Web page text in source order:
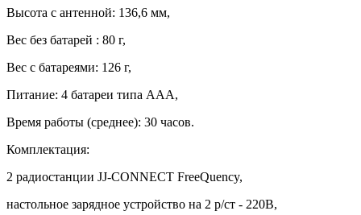
Высота с антенной: 136,6 мм,
Вес без батарей : 80 г,
Вес с батареями: 126 г,
Питание: 4 батареи типа ААА,
Время работы (среднее): 30 часов.
Комплектация:
2 радиостанции JJ-CONNECT FreeQuency,
настольное зарядное устройство на 2 р/ст - 220В,